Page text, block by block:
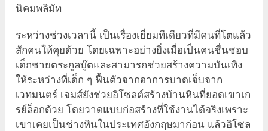
นิคมพลิมัท
ระหว่างช่วงเวลานี้ เป็นเรื่องเยี่ยมทีเดียวที่มีคนที่โตแล้ว
สักคนให้คุยด้วย โดยเฉพาะอย่างยิ่งเมื่อเป็นคนชื่นชอบ
เด็กชายตระกูลบู๊ตและสามารถช่วยสร้างความบันเทิง
ให้ระหว่างที่เด็ก ๆ ฟื้นตัวจากอาการบาดเจ็บจาก
เวทมนตร์ เจมส์ยังช่วยอิโซลต์สร้างบ้านหินที่ยอดเขาเก
รย์ล็อกด้วย โดยวาดแบบก่อสร้างที่ใช้งานได้จริงเพราะ
เขาเคยเป็นช่างหินในประเทศอังกฤษมาก่อน แล้วอิโซล